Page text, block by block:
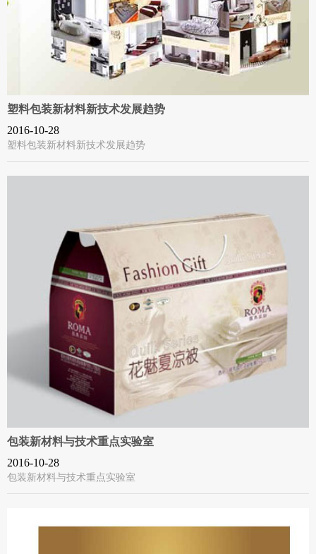
塑料包装新材料新技术发展趋势
2016-10-28
塑料包装新材料新技术发展趋势
包装新材料与技术重点实验室
2016-10-28
包装新材料与技术重点实验室